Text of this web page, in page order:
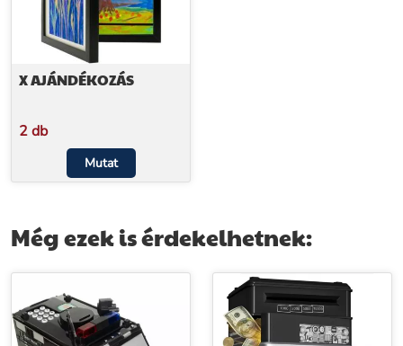
X AJÁNDÉKOZÁS
2 db
Mutat
Még ezek is érdekelhetnek: